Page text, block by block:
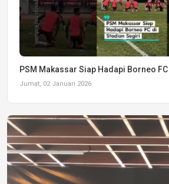
PSM Makassar Siap Hadapi Borneo
Jumat, 02 Januari 2026